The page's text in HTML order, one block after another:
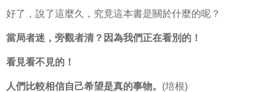
好了，說了這麼久，究竟這本書是關於什麼的呢？
當局者迷，旁觀者清？因為我們正在看別的！
看見看不見的！
人們比較相信自己希望是真的事物。 (培根)